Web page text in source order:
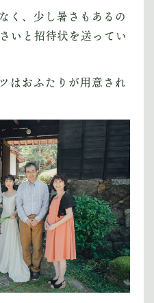
く、少し暑さもあるの
いと招待状を送ってい
はおふたりが用意され